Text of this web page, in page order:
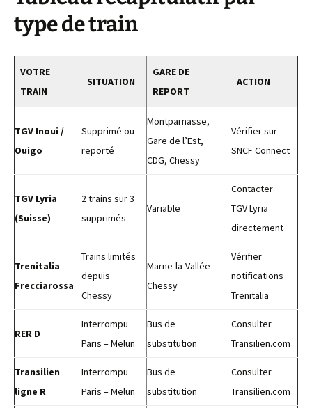
type de train
VOTRE
TRAIN
SITUATION
GARE DE
REPORT
ACTION
TGV Inoui /
Ouigo
Supprimé ou
reporté
Montparnasse,
Gare de l’Est,
CDG, Chessy
Vérifier sur
SNCF Connect
TGV Lyria
(Suisse)
2 trains sur 3
supprimés
Variable
Contacter
TGV Lyria
directement
Trenitalia
Frecciarossa
Trains limités
depuis
Chessy
Marne-la-Vallée-
Chessy
Vérifier
notifications
Trenitalia
RER D
Interrompu
Paris – Melun
Bus de
substitution
Consulter
Transilien.com
Transilien
ligne R
Interrompu
Paris – Melun
Bus de
substitution
Consulter
Transilien.com